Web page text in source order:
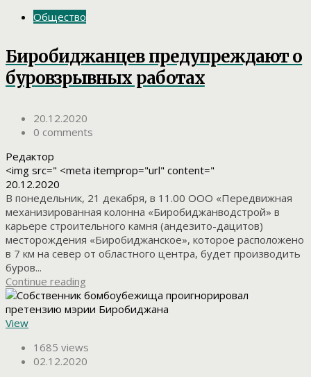
Общество
Биробиджанцев предупреждают о
буровзрывных работах
20.12.2020
0 comments
Редактор
<img src=" <meta itemprop="url" content="
20.12.2020
В понедельник, 21 декабря, в 11.00 ООО «Передвижная
механизированная колонна «Биробиджанводстрой» в
карьере строительного камня (андезито-дацитов)
месторождения «Биробиджанское», которое расположено
в 7 км на север от областного центра, будет производить
буров...
Continue reading
View
1685 views
02.12.2020